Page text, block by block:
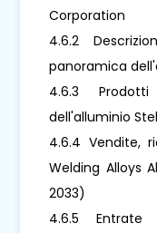
Corporation
4.6.2
panoramica
4.6.3
dell'alluminio
4.6.4 Vendite,
Welding Alloys
2033)
4.6.5